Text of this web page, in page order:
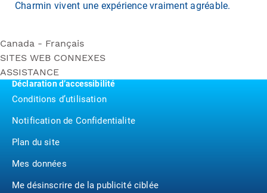
Charmin vivent une expérience vraiment agréable.
Canada - Français
Rouleau Méga Ultra Soft
Rouleau Triple Ultra Soft
Rouleau Méga Ultra Gentle
Rouleau Méga Essentials Soft
SITES WEB CONNEXES
Bounty
Puffs
P&G BrandSaver
Pampers
ASSISTANCE
Contactez nous
Déclaration d’accessibilité
Conditions d’utilisation
Notification de Confidentialite
Plan du site
Mes données
Me désinscrire de la publicité ciblée